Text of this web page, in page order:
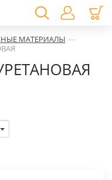
МАТЕРИАЛЫ —